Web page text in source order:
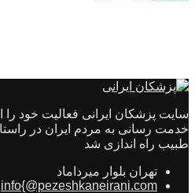
خدمت رسانی به مردم ایران در
طبیب راه اندازی شد
تهران بلوار میرداماد
info{@pezeshkaneirani.com